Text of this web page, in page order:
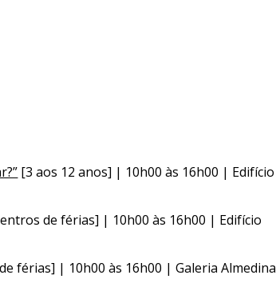
[3 aos 12 anos] | 10h00 às 16h00 | Edifício
de férias] | 10h00 às 16h00 | Edifício
férias] | 10h00 às 16h00 | Galeria Almedina